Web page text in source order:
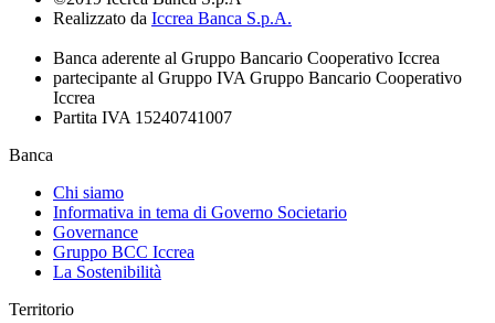
Realizzato da Iccrea Banca S.p.A.
Banca aderente al Gruppo Bancario Cooperativo Iccrea
partecipante al Gruppo IVA Gruppo Bancario Cooperativo
Iccrea
Partita IVA 15240741007
Banca
Chi siamo
Informativa in tema di Governo Societario
Governance
Gruppo BCC Iccrea
La Sostenibilità
Territorio